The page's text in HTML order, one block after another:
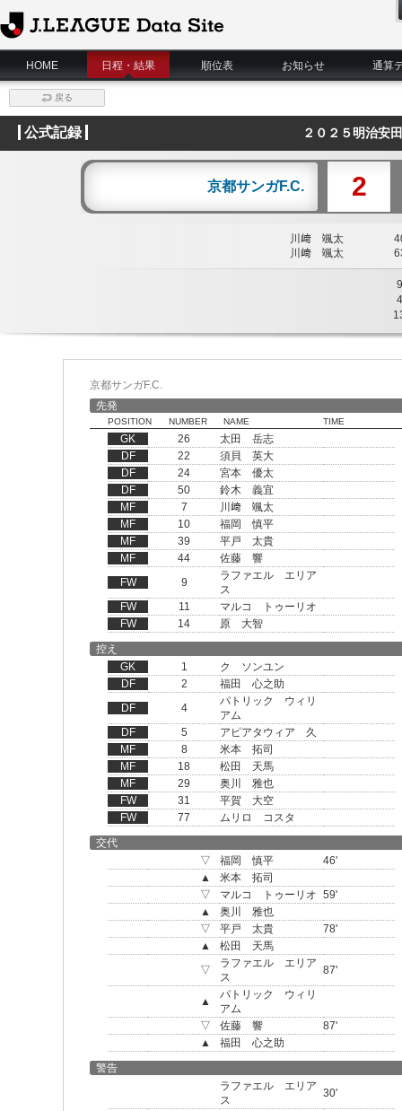
J.League Data Site
HOME
日程・結果 順位表 お知らせ 通算
戻る
公式記録 ２０２５明治安
京都サンガF.C. 2
川﨑 颯太
川﨑 颯太
9
4
京都サンガF.C.
先発
POSITION NUMBER NAME TIME
GK 26
太田 岳志
DF
22
須貝 英大
DF
24
宮本 優太
DF
50
鈴木 義宜
MF
7
川﨑 颯太
MF
10
福岡 慎平
MF
39
平戸 太貴
MF
44
佐藤 響
FW
9
ラファエル エリア
ス
FW
11
マルコ トゥーリオ
FW
14
原 大智
控え
GK
1
ク ソンユン
DF
2
福田 心之助
DF
4
パトリック ウィリ
アム
DF
5
アピアタウィア 久
MF
8
米本 拓司
MF
18
松田 天馬
MF
29
奥川 雅也
FW
31
平賀 大空
FW
77
ムリロ コスタ
交代
▽
福岡 慎平
46'
▲
米本 拓司
▽
マルコ トゥーリオ 59'
▲
奥川 雅也
▽
平戸 太貴
78'
▲
松田 天馬
▽
ラファエル エリア
ス
87'
▲
パトリック ウィリ
アム
▽
佐藤 響
87'
▲
福田 心之助
警告
ラファエル エリア
ス
30'